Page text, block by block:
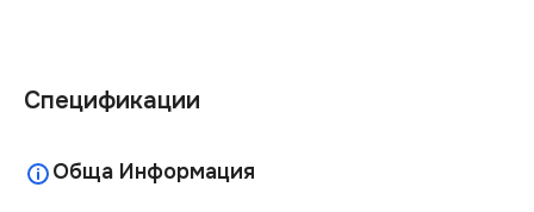
Спецификации
Обща Информация